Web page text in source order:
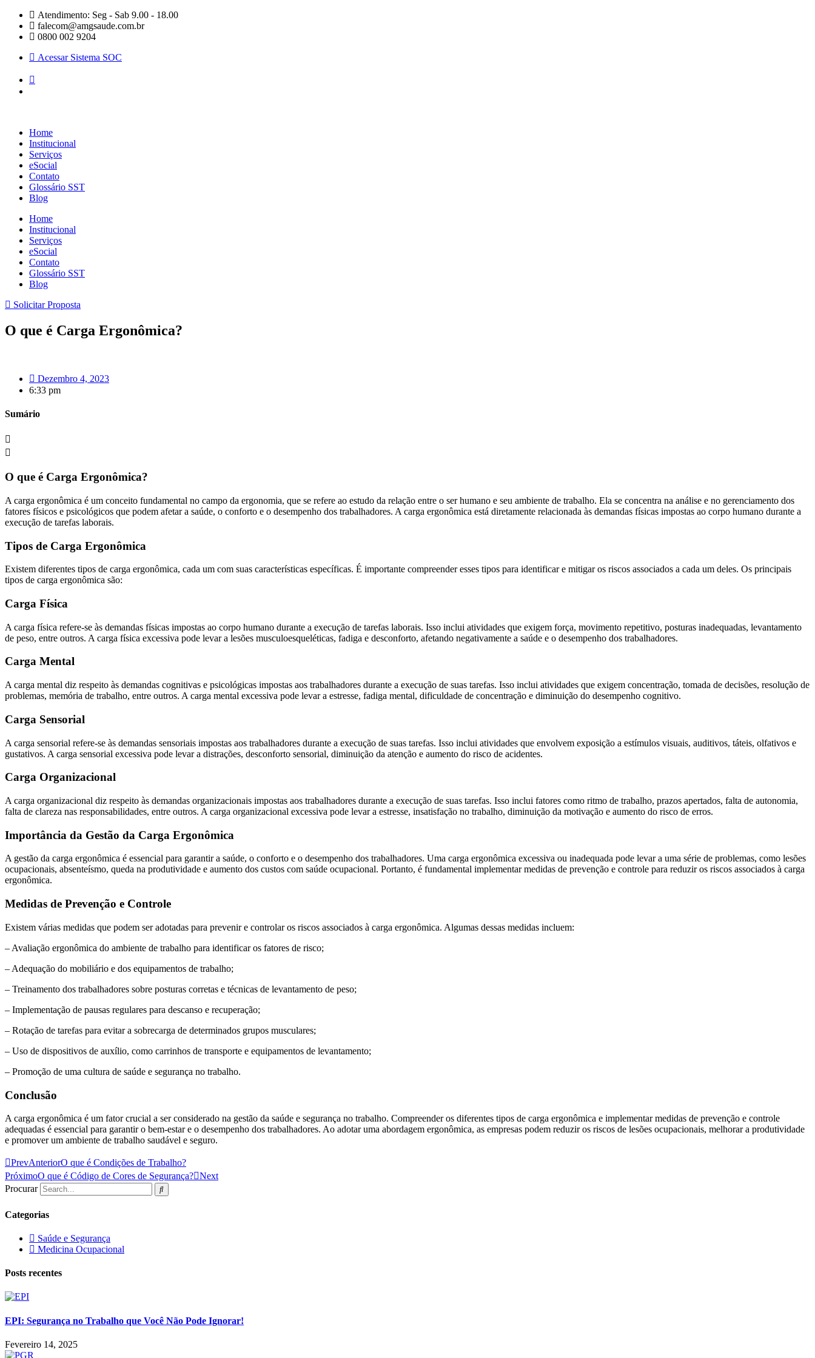
Pular
para
Atendimento: Seg - Sab 9.00 - 18.00
falecom@amgsaude.com.br
0800 002 9204
Acessar Sistema SOC
Home
Institucional
Serviços
eSocial
Contato
Glossário SST
Blog
Home
Institucional
Serviços
eSocial
Contato
Glossário SST
Blog
Solicitar Proposta
O que é Carga Ergonômica?
Dezembro 4, 2023
6:33 pm
Sumário
O que é Carga Ergonômica?
A carga ergonômica é um conceito fundamental no campo da ergonomia, que se refere ao estudo da relação entre o ser humano e seu ambiente de trabalho. Ela se concentra na análise e no gerenciamento dos
fatores físicos e psicológicos que podem afetar a saúde, o conforto e o desempenho dos trabalhadores. A carga ergonômica está diretamente relacionada às demandas físicas impostas ao corpo humano durante a
execução de tarefas laborais.
Tipos de Carga Ergonômica
Existem diferentes tipos de carga ergonômica, cada um com suas características específicas. É importante compreender esses tipos para identificar e mitigar os riscos associados a cada um deles. Os principais
tipos de carga ergonômica são:
Carga Física
A carga física refere-se às demandas físicas impostas ao corpo humano durante a execução de tarefas laborais. Isso inclui atividades que exigem força, movimento repetitivo, posturas inadequadas, levantamento
de peso, entre outros. A carga física excessiva pode levar a lesões musculoesqueléticas, fadiga e desconforto, afetando negativamente a saúde e o desempenho dos trabalhadores.
Carga Mental
A carga mental diz respeito às demandas cognitivas e psicológicas impostas aos trabalhadores durante a execução de suas tarefas. Isso inclui atividades que exigem concentração, tomada de decisões, resolução de
problemas, memória de trabalho, entre outros. A carga mental excessiva pode levar a estresse, fadiga mental, dificuldade de concentração e diminuição do desempenho cognitivo.
Carga Sensorial
A carga sensorial refere-se às demandas sensoriais impostas aos trabalhadores durante a execução de suas tarefas. Isso inclui atividades que envolvem exposição a estímulos visuais, auditivos, táteis, olfativos e
gustativos. A carga sensorial excessiva pode levar a distrações, desconforto sensorial, diminuição da atenção e aumento do risco de acidentes.
Carga Organizacional
A carga organizacional diz respeito às demandas organizacionais impostas aos trabalhadores durante a execução de suas tarefas. Isso inclui fatores como ritmo de trabalho, prazos apertados, falta de autonomia,
falta de clareza nas responsabilidades, entre outros. A carga organizacional excessiva pode levar a estresse, insatisfação no trabalho, diminuição da motivação e aumento do risco de erros.
Importância da Gestão da Carga Ergonômica
A gestão da carga ergonômica é essencial para garantir a saúde, o conforto e o desempenho dos trabalhadores. Uma carga ergonômica excessiva ou inadequada pode levar a uma série de problemas, como lesões
ocupacionais, absenteísmo, queda na produtividade e aumento dos custos com saúde ocupacional. Portanto, é fundamental implementar medidas de prevenção e controle para reduzir os riscos associados à carga
ergonômica.
Medidas de Prevenção e Controle
Existem várias medidas que podem ser adotadas para prevenir e controlar os riscos associados à carga ergonômica. Algumas dessas medidas incluem:
– Avaliação ergonômica do ambiente de trabalho para identificar os fatores de risco;
– Adequação do mobiliário e dos equipamentos de trabalho;
– Treinamento dos trabalhadores sobre posturas corretas e técnicas de levantamento de peso;
– Implementação de pausas regulares para descanso e recuperação;
– Rotação de tarefas para evitar a sobrecarga de determinados grupos musculares;
– Uso de dispositivos de auxílio, como carrinhos de transporte e equipamentos de levantamento;
– Promoção de uma cultura de saúde e segurança no trabalho.
Conclusão
A carga ergonômica é um fator crucial a ser considerado na gestão da saúde e segurança no trabalho. Compreender os diferentes tipos de carga ergonômica e implementar medidas de prevenção e controle
adequadas é essencial para garantir o bem-estar e o desempenho dos trabalhadores. Ao adotar uma abordagem ergonômica, as empresas podem reduzir os riscos de lesões ocupacionais, melhorar a produtividade
e promover um ambiente de trabalho saudável e seguro.
PrevAnteriorO que é Condições de Trabalho?
PróximoO que é Código de Cores de Segurança? Next
Procurar
Categorias
Saúde e Segurança
Medicina Ocupacional
Posts recentes
EPI: Segurança no Trabalho que Você Não Pode Ignorar!
Fevereiro 14, 2025